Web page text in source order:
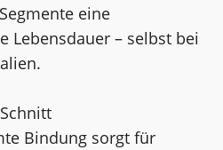
eine
Lebensdauer – selbst bei
Bindung sorgt für